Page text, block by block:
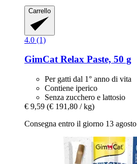
Carrello
4.0 (1)
GimCatRelax Paste, 50 g
Per gatti dal 1° anno di vita
Contiene iperico
Senza zucchero e lattosio
€ 9,59 (€ 191,80 / kg)
Consegna entro il giorno 13 agosto